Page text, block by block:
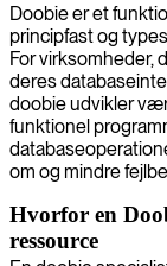
Doobie er et
principfast og
For virksomheder,
deres
doobie udvikler
funktionel
om og mindre
Hvorfor en
ressource